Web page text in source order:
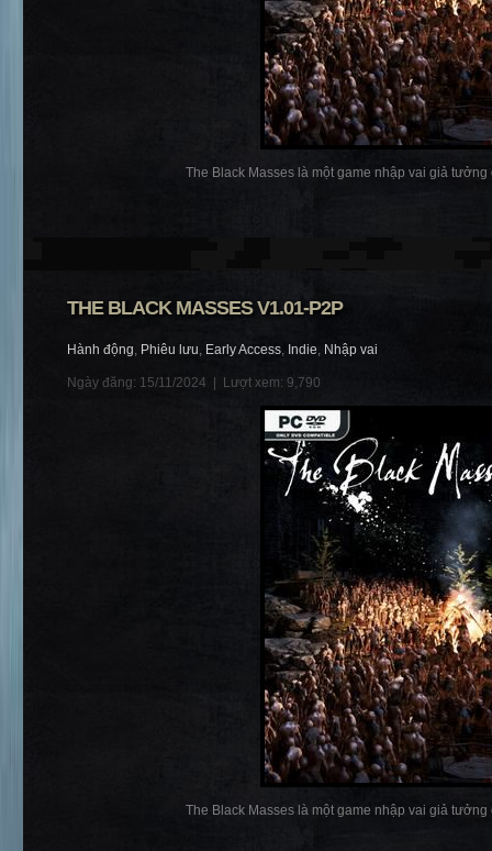
The Black Masses là một game nhập vai giả tưởng
THE BLACK MASSES V1.01-P2P
Hành động, Phiêu lưu, Early Access, Indie, Nhập vai
Ngày đăng: 15/11/2024 | Lượt xem: 9,790
The Black Masses là một game nhập vai giả tưởng